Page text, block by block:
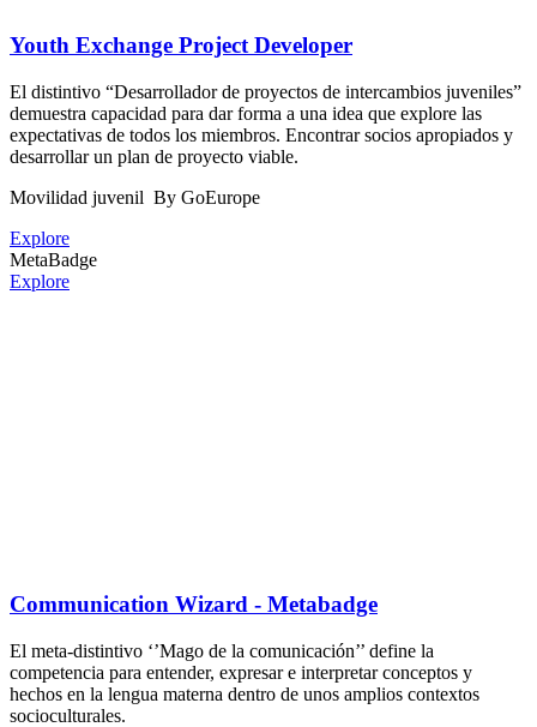
Youth Exchange Project Developer
El distintivo “Desarrollador de proyectos de intercambios juveniles”
demuestra capacidad para dar forma a una idea que explore las
expectativas de todos los miembros. Encontrar socios apropiados y
desarrollar un plan de proyecto viable.
Movilidad juvenil By GoEurope
Explore
MetaBadge
Explore
Communication Wizard - Metabadge
El meta-distintivo ‘’Mago de la comunicación’’ define la
competencia para entender, expresar e interpretar conceptos y
hechos en la lengua materna dentro de unos amplios contextos
socioculturales.